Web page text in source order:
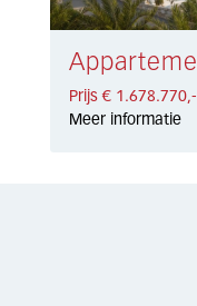
Prijs € 1.678.770,-
Meer informatie